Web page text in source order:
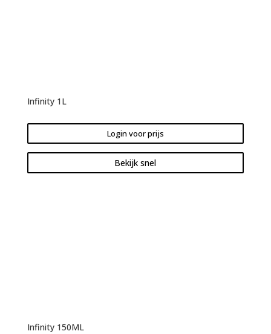
Infinity 1L
Login voor prijs
Bekijk snel
Infinity 150ML